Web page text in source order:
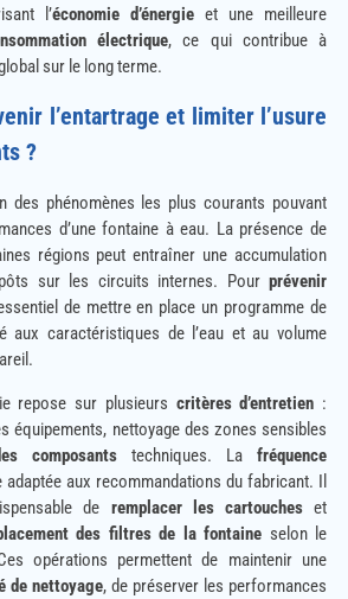
l’économie d’énergie et une meilleure
électrique, ce qui contribue à
sur le long terme.
l’entartrage et limiter l’usure
?
des phénomènes les plus courants pouvant
d’une fontaine à eau. La présence de
régions peut entraîner une accumulation
sur les circuits internes. Pour prévenir
de mettre en place un programme de
aux caractéristiques de l’eau et au volume
repose sur plusieurs critères d’entretien :
équipements, nettoyage des zones sensibles
composants techniques. Lafréquence
adaptée aux recommandations du fabricant. Il
de remplacer les cartoucheset
des filtres de la fontaine selon le
opérations permettent de maintenir une
de nettoyage, de préserver les performances